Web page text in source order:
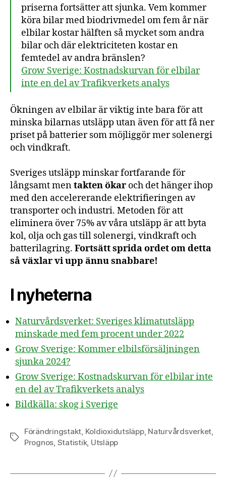
priserna fortsätter att sjunka. Vem kommer
köra bilar med biodrivmedel om fem år när
elbilar kostar hälften så mycket som andra
bilar och där elektriciteten kostar en
femtedel av andra bränslen?
Grow Sverige: Kostnadskurvan för elbilar
inte en del av Trafikverkets analys
Ökningen av elbilar är viktig inte bara för att
minska bilarnas utsläpp utan även för att få ner
priset på batterier som möjliggör mer solenergi
och vindkraft.
Sveriges utsläpp minskar fortfarande för
långsamt mentakten ökar och det hänger ihop
med den accelererande elektrifieringen av
transporter och industri. Metoden för att
eliminera över 75% av våra utsläpp är att byta
kol, olja och gas till solenergi, vindkraft och
batterilagring. Fortsätt sprida ordet om detta
så växlar vi upp ännu snabbare!
I nyheterna
Naturvårdsverket: Sveriges klimatutsläpp
minskade med fem procent under 2022
Grow Sverige: Kommer elbilsförsäljningen
sjunka 2024?
Grow Sverige: Kostnadskurvan för elbilar inte
en del av Trafikverkets analys
Bildkälla: skog i Sverige
Etiketter
Förändringstakt Koldioxidutsläpp, Naturvårdsverket
Prognos Statistik, Utsläpp